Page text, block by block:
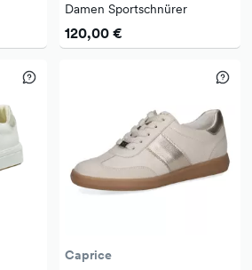
Damen Sportschnürer
120,00 €
Caprice